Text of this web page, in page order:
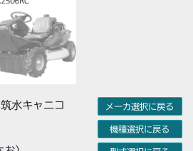
水キャニコ
メーカ選択に戻る
機種選択に戻る